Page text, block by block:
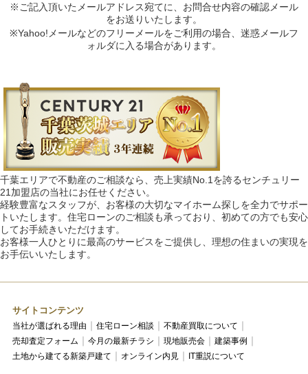
※ご記入頂いたメールアドレス宛てに、お問合せ内容の確認メール
をお送りいたします。
※Yahoo!メールなどのフリーメールをご利用の場合、迷惑メールフ
ォルダに入る場合があります。
千葉エリアで不動産のご相談なら、売上実績No.1を誇るセンチュリー
21加盟店の当社にお任せください。
経験豊富なスタッフが、お客様の大切なマイホーム探しを全力でサポー
トいたします。住宅ローンのご相談も承っており、初めての方でも安心
してお手続きいただけます。
お客様一人ひとりに最高のサービスをご提供し、理想の住まいの実現を
お手伝いいたします。
サイトコンテンツ
当社が選ばれる理由 住宅ローン相談
不動産買取について
売却査定フォーム
今月の最新チラシ 現地販売会
建築事例
土地から建てる新築戸建て
オンライン内見 IT重説について